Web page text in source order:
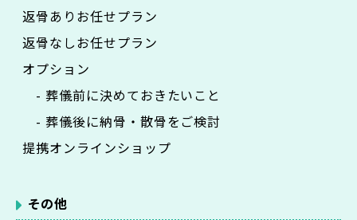
返骨ありお任せプラン
返骨なしお任せプラン
オプション
- 葬儀前に決めておきたいこと
- 葬儀後に納骨・散骨をご検討
提携オンラインショップ
その他